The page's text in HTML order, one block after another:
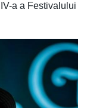
a a Festivalului